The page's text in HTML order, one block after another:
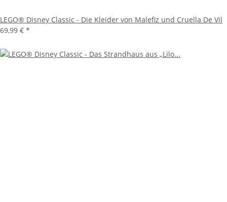
LEGO® Disney Classic - Die Kleider von Malefiz und Cruella De Vil
69,99 € *